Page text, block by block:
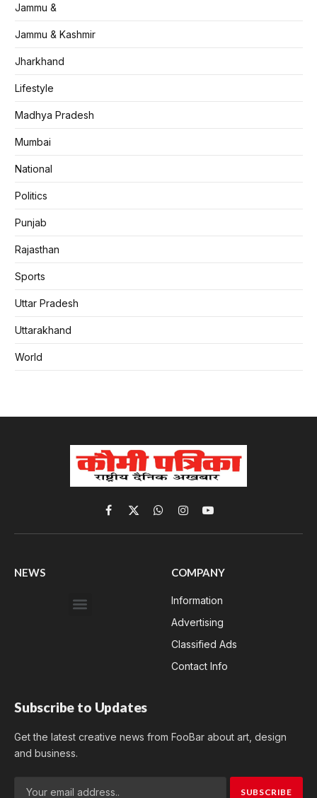
Jammu &
Jammu & Kashmir
Jharkhand
Lifestyle
Madhya Pradesh
Mumbai
National
Politics
Punjab
Rajasthan
Sports
Uttar Pradesh
Uttarakhand
World
Facebook
X
(Twitter)
WhatsApp
InstagramYouTube
NEWS COMPANY
Information
Advertising
Classified Ads
Contact Info
Subscribe to Updates
Get the latest creative news from FooBar about art, design
and business.